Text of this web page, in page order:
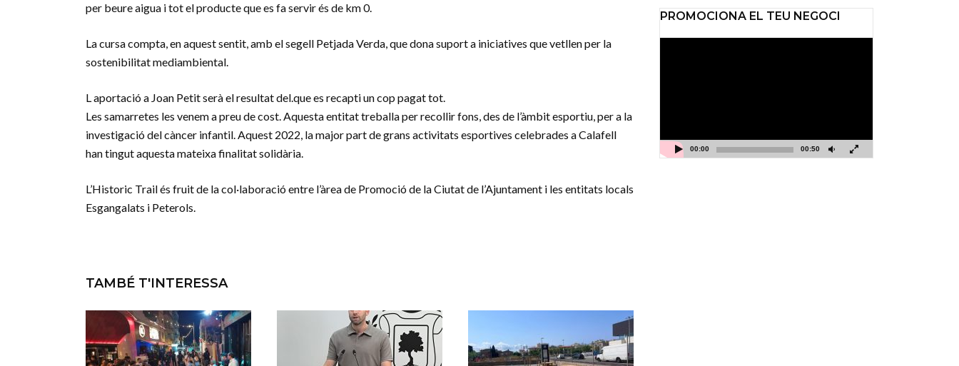
per beure aigua i tot el producte que es fa servir és de km 0.
La cursa compta, en aquest sentit, amb el segell Petjada Verda, que dona suport a iniciatives que vetllen per la
sostenibilitat mediambiental.
L aportació a Joan Petit serà el resultat del.que es recapti un cop pagat tot.
Les samarretes les venem a preu de cost. Aquesta entitat treballa per recollir fons, des de l’àmbit esportiu, per a la
investigació del càncer infantil. Aquest 2022, la major part de grans activitats esportives celebrades a Calafell
han tingut aquesta mateixa finalitat solidària.
L’Historic Trail és fruit de la col·laboració entre l’àrea de Promoció de la Ciutat de l’Ajuntament i les entitats locals
Esgangalats i Peterols.
TAMBÉ T'INTERESSA
PROMOCIONA EL TEU NEGOCI
00:00 00:50